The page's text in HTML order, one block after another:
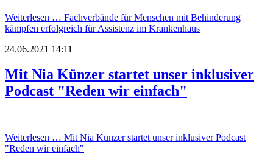
Weiterlesen … Fachverbände für Menschen mit Behinderung
kämpfen erfolgreich für Assistenz im Krankenhaus
24.06.2021 14:11
Mit Nia Künzer startet unser inklusiver
Podcast "Reden wir einfach"
Weiterlesen … Mit Nia Künzer startet unser inklusiver Podcast
"Reden wir einfach"